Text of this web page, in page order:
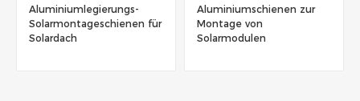
Aluminiumlegierungs-
Solarmontageschienen für
Solardach
Aluminiumschienen zur
Montage von
Solarmodulen